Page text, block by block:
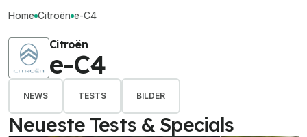
Home Citroën e-C4
Citroën
e-C4
NEWS TESTS BILDER
Neueste Tests & Specials